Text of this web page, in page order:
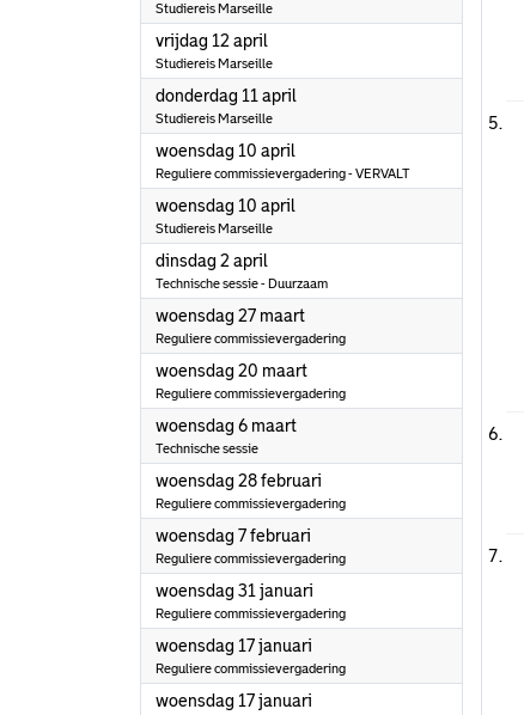
Studiereis Marseille
vrijdag 12 april
Studiereis Marseille
donderdag 11 april
Studiereis Marseille
woensdag 10 april
Reguliere commissievergadering - VERVALT
woensdag 10 april
Studiereis Marseille
dinsdag 2 april
Technische sessie - Duurzaam
woensdag 27 maart2024
Reguliere commissievergadering
woensdag 20 maart2024
Reguliere commissievergadering
woensdag 6 maart2024
Technische sessie
woensdag 28 februari
Reguliere commissievergadering
woensdag 7 februari
Reguliere commissievergadering
woensdag 31 januari
Reguliere commissievergadering
woensdag 17 januari
Reguliere commissievergadering
woensdag 17 januari